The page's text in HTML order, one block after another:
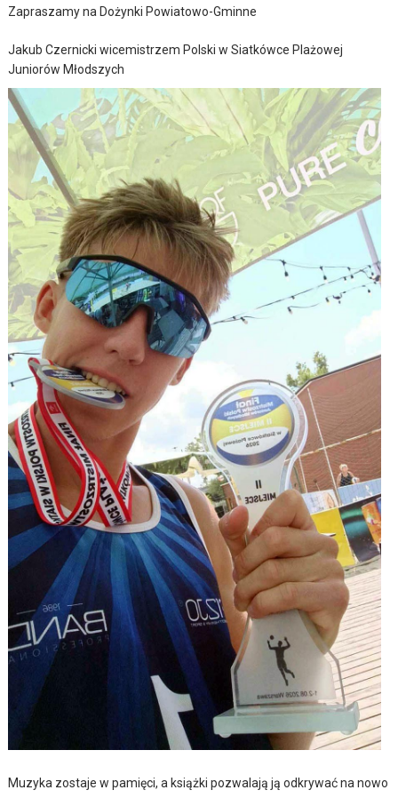
Zapraszamy na Dożynki Powiatowo-Gminne
Jakub Czernicki wicemistrzem Polski w Siatkówce Plażowej
Juniorów Młodszych
Muzyka zostaje w pamięci, a książki pozwalają ją odkrywać na nowo